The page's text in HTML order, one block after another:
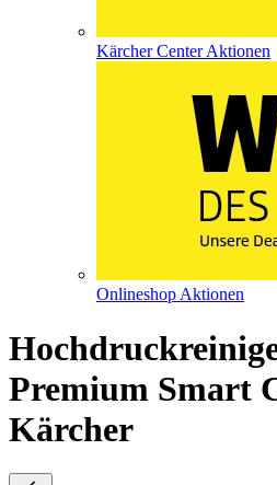
Kärcher Center Aktionen
Onlineshop Aktionen
Premium Smart
Kärcher